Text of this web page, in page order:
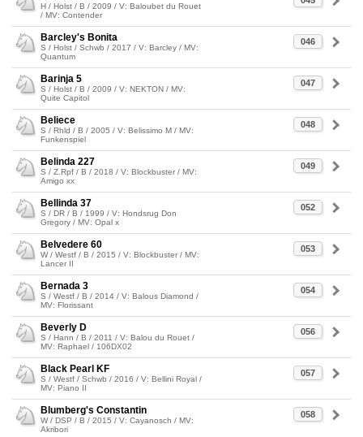
H / Holst / B / 2009 / V: Baloubet du Rouet
/ MV: Contender
046
Barcley's Bonita
S / Holst / Schwb / 2017 / V: Barcley / MV:
Quantum
047
Barinja 5
S / Holst / B / 2009 / V: NEKTON / MV:
Quite Capitol
048
Beliece
S / Rhld / B / 2005 / V: Belissimo M / MV:
Funkenspiel
049
Belinda 227
S / Z.Rpf / B / 2018 / V: Blockbuster / MV:
Amigo xx
052
Bellinda 37
S / DR / B / 1999 / V: Hondsrug Don
Gregory / MV: Opal x
053
Belvedere 60
W / Westf / B / 2015 / V: Blockbuster / MV:
Lancer II
054
Bernada 3
S / Westf / B / 2014 / V: Balous Diamond /
MV: Florissant
056
Beverly D
S / Hann / B / 2011 / V: Balou du Rouet /
MV: Raphael / 106DX02
057
Black Pearl KF
S / Westf / Schwb / 2016 / V: Bellini Royal /
MV: Piano II
058
Blumberg's Constantin
W / DSP / B / 2015 / V: Cayanosch / MV:
Akribori